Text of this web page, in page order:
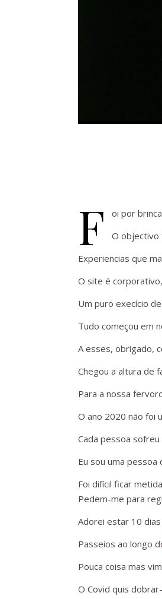
F
oi por
O objectivo
Experiencias que
O site é
Um puro execício
Tudo começou em
A esses, obrigado,
Chegou a altura de
Para a nossa
O ano 2020 não foi
Cada pessoa
Eu sou uma
Foi difícil ficar
Pedem-me para
Adorei estar 10
Passeios ao longo
Pouca coisa mas
O Covid quis